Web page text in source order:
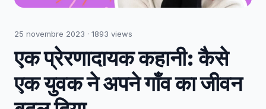
25 novembre 2023 · 1893 views
एक प्रेरणादायक कहानी: कैसे
एक युवक ने अपने गाँव का जीवन